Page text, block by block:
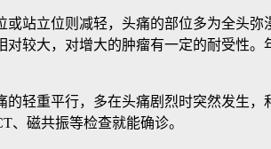
立位则减轻，头痛的部位多为全头弥
较大，对增大的肿瘤有一定的耐受性
轻重平行，多在头痛剧烈时突然发生
、磁共振等检查就能确诊。